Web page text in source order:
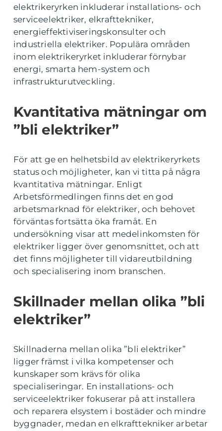
elektrikeryrken inkluderar installations- och
serviceelektriker, elkrafttekniker,
energieffektiviseringskonsulter och
industriella elektriker. Populära områden
inom elektrikeryrket inkluderar förnybar
energi, smarta hem-system och
infrastrukturutveckling.
Kvantitativa mätningar om
”bli elektriker”
För att ge en helhetsbild av elektrikeryrkets
status och möjligheter, kan vi titta på några
kvantitativa mätningar. Enligt
Arbetsförmedlingen finns det en god
arbetsmarknad för elektriker, och behovet
förväntas fortsätta öka framåt. En
undersökning visar att medelinkomsten för
elektriker ligger över genomsnittet, och att
det finns möjligheter till vidareutbildning
och specialisering inom branschen.
Skillnader mellan olika ”bli
elektriker”
Skillnaderna mellan olika ”bli elektriker”
ligger främst i vilka kompetenser och
kunskaper som krävs för olika
specialiseringar. En installations- och
serviceelektriker fokuserar på att installera
och reparera elsystem i bostäder och mindre
byggnader, medan en elkrafttekniker arbetar